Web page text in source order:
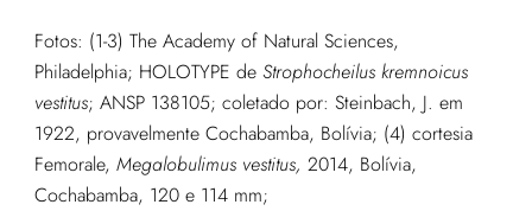
Fotos: (1-3) The Academy of Natural Sciences,
Philadelphia; HOLOTYPE de Strophocheilus kremnoicus
vestitus; ANSP 138105; coletado por: Steinbach, J. em
1922, provavelmente Cochabamba, Bolívia; (4) cortesia
Femorale, Megalobulimus vestitus, 2014, Bolívia,
Cochabamba, 120 e 114 mm;